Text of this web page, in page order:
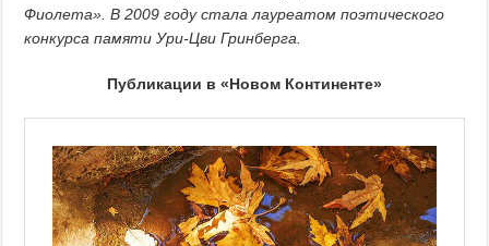
Фиолета». В 2009 году стала лауреатом поэтического
конкурса памяти Ури-Цви Гринберга.
Публикации в «Новом Континенте»